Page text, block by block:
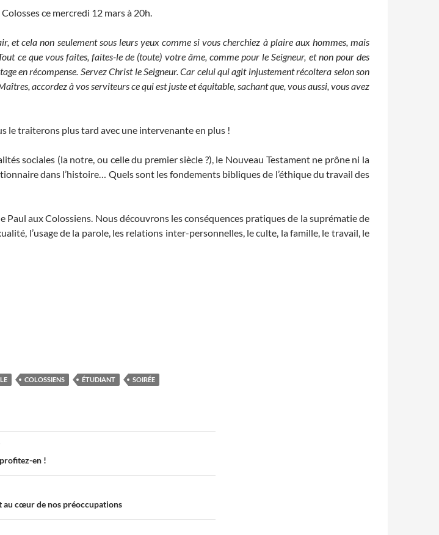
ce mercredi 12 mars à 20h.
et cela non seulement sous leurs yeux comme si vous cherchiez à plaire aux hommes, mais
ce que vous faites, faites-le de (toute) votre âme, comme pour le Seigneur, et non pour des
en récompense. Servez Christ le Seigneur.Car celui qui agit injustement récoltera selon son
accordez à vos serviteurs ce qui est juste et équitable, sachant que, vous aussi, vous avez
le traiterons plus tard avec une intervenante en plus !
sociales (la notre, ou celle du premier siècle ?), le Nouveau Testament ne prône ni la
dans l’histoire… Quels sont les fondements bibliques de l’éthique du travail des
aux Colossiens. Nous découvrons les conséquences pratiques de la suprématie de
l’usage de la parole, les relations inter-personnelles, le culte, la famille, le travail, le
COLOSSIENS ÉTUDIANT
SOIRÉE
en !
au cœur de nos préoccupations